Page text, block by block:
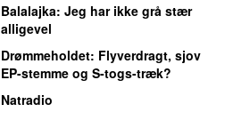
Balalajka: Jeg har ikke grå stær
alligevel
Drømmeholdet: Flyverdragt, sjov
EP-stemme og S-togs-træk?
Natradio